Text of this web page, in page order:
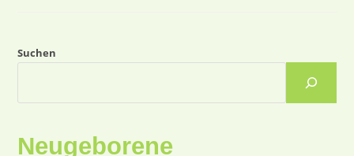
Suchen
Neugeborene